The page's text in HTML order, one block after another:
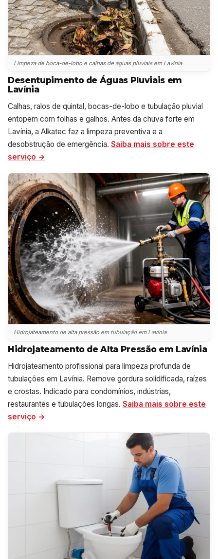
Limpeza de boca-de-lobo e calhas de águas pluviais em Lavínia
Desentupimento de Águas Pluviais em
Lavínia
Calhas, ralos de quintal, bocas-de-lobo e tubulação pluvial
entopem com folhas e galhos. Antes da chuva forte em
Lavínia, a Alkatec faz a limpeza preventiva e a
desobstrução de emergência. Saiba mais sobre este
serviço →
Hidrojateamento de alta pressão em tubulação em Lavínia
Hidrojateamento de Alta Pressão em Lavínia
Hidrojateamento profissional para limpeza profunda de
tubulações em Lavínia. Remove gordura solidificada, raízes
e crostas. Indicado para condomínios, indústrias,
restaurantes e tubulações longas. Saiba mais sobre este
serviço →